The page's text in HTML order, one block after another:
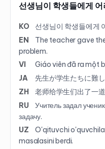
선생님이 학생들에게
KO
선생님이 학생들에게
EN
The teacher gave
problem.
VI
Giáo viên đã ra một
JA
先生が学生たちに難
ZH
老师给学生们出了一
RU
Учитель задал
задачу.
UZ
O'qituvchi
masalasini berdi.